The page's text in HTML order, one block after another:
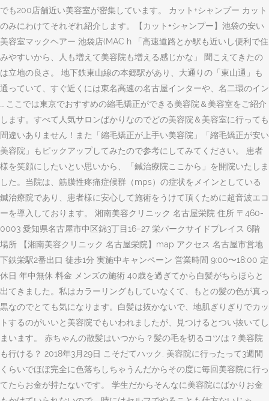
でも200店舗近い美容室が密集しています。 カット+シャンプー カット
のみにわけてそれぞれ紹介します。【カット+シャンプー】池袋の安い
美容室マックヘアー 池袋店(MAC h 「高速道路とか駅も近いし便利で住
みやすいから、人も増えて美容院も増える感じかな」 聞こえてきたの
は立地の良さ。 地下鉄東山線の本郷駅があり、大通りの「東山通」も
通っていて、すぐ近くには東名高速の名古屋インターや、名二環のイン
… ここでは東京でおすすめの縮毛矯正ができる美容院＆美容室をご紹介
します。すべて人気サロンばかりなのでどの美容院＆美容室に行っても
間違いありません！また「縮毛矯正が上手い美容院」「縮毛矯正が安い
美容院」もピックアップしてみたので参考にしてみてください。 患者
様を笑顔にしたいとい思いから、「鍼治療院ここから」を開院いたしま
した。当院は、筋膜性疼痛症候群（mps）の症状をメインとしている
鍼治療院であり、患者様に安心して施術をうけて頂くために超音波エコ
ーを導入しております。 湘南美容クリニック 名古屋栄院 住所 〒460-
0003 愛知県名古屋市中区錦3丁目16−27 栄パークサイドプレイス 6階
場所 【湘南美容クリニック 名古屋栄院】map アクセス 名古屋市営地
下鉄栄駅2番出口 徒歩1分 実施中キャンペーン 営業時間 9:00〜18:00 定
休日 年中無休 料金 メンズの施術 40歳を過ぎてから白髪がちらほらと
出てきました。私はカラーリングもしていなくて、もとの髪の色が真っ
黒なのでとても気になります。白髪は抜かないで、地肌ぎりぎりでカッ
トするのがいいと美容院でもいわれましたが、見つけるとつい抜いてし
まいます。 赤ちゃんの散髪はいつから？髪の毛を切るコツは？美容院
も行ける？ 2018年3月29日 こそだてハック. 美容院に行ったって3週間
くらいでほぼ完全に色落ちしちゃうんだからその度に毎回美容院に行っ
てたらお金が持たないです。 学生だからそんなに美容院にばかりお金